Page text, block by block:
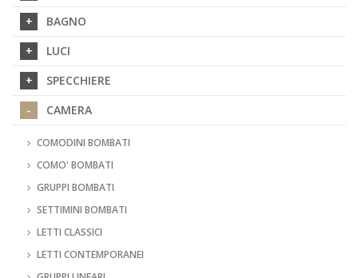
BAGNO
LUCI
SPECCHIERE
CAMERA
COMODINI BOMBATI
COMO' BOMBATI
GRUPPI BOMBATI
SETTIMINI BOMBATI
LETTI CLASSICI
LETTI CONTEMPORANEI